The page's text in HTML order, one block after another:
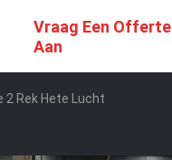
Vraag Een Offerte
Aan
2 Rek Hete Lucht